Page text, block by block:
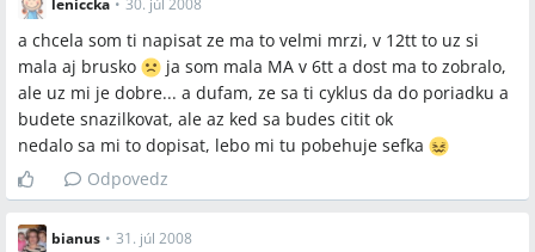
leniccka • 30. júl 2008
a chcela som ti napisat ze ma to velmi mrzi, v 12tt to uz si
mala aj brusko
ja som mala MA v 6tt a dost ma to zobralo,
ale uz mi je dobre... a dufam, ze sa ti cyklus da do poriadku a
budete snazilkovat, ale az ked sa budes citit ok
nedalo sa mi to dopisat, lebo mi tu pobehuje sefka
Odpovedz
bianus • 31. júl 2008